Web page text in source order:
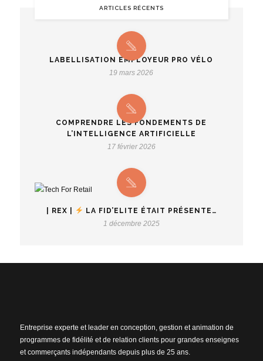
ARTICLES RÉCENTS
LABELLISATION EMPLOYEUR PRO VÉLO
19 mars 2026
COMPRENDRE LES FONDEMENTS DE
L’INTELLIGENCE ARTIFICIELLE
17 février 2026
| REX |
LA FID’ELITE ÉTAIT PRÉSENTE…
1 décembre 2025
Entreprise experte et leader en conception, gestion et animation de
programmes de fidélité et de relation clients pour grandes enseignes
et commerçants indépendants depuis plus de 25 ans.